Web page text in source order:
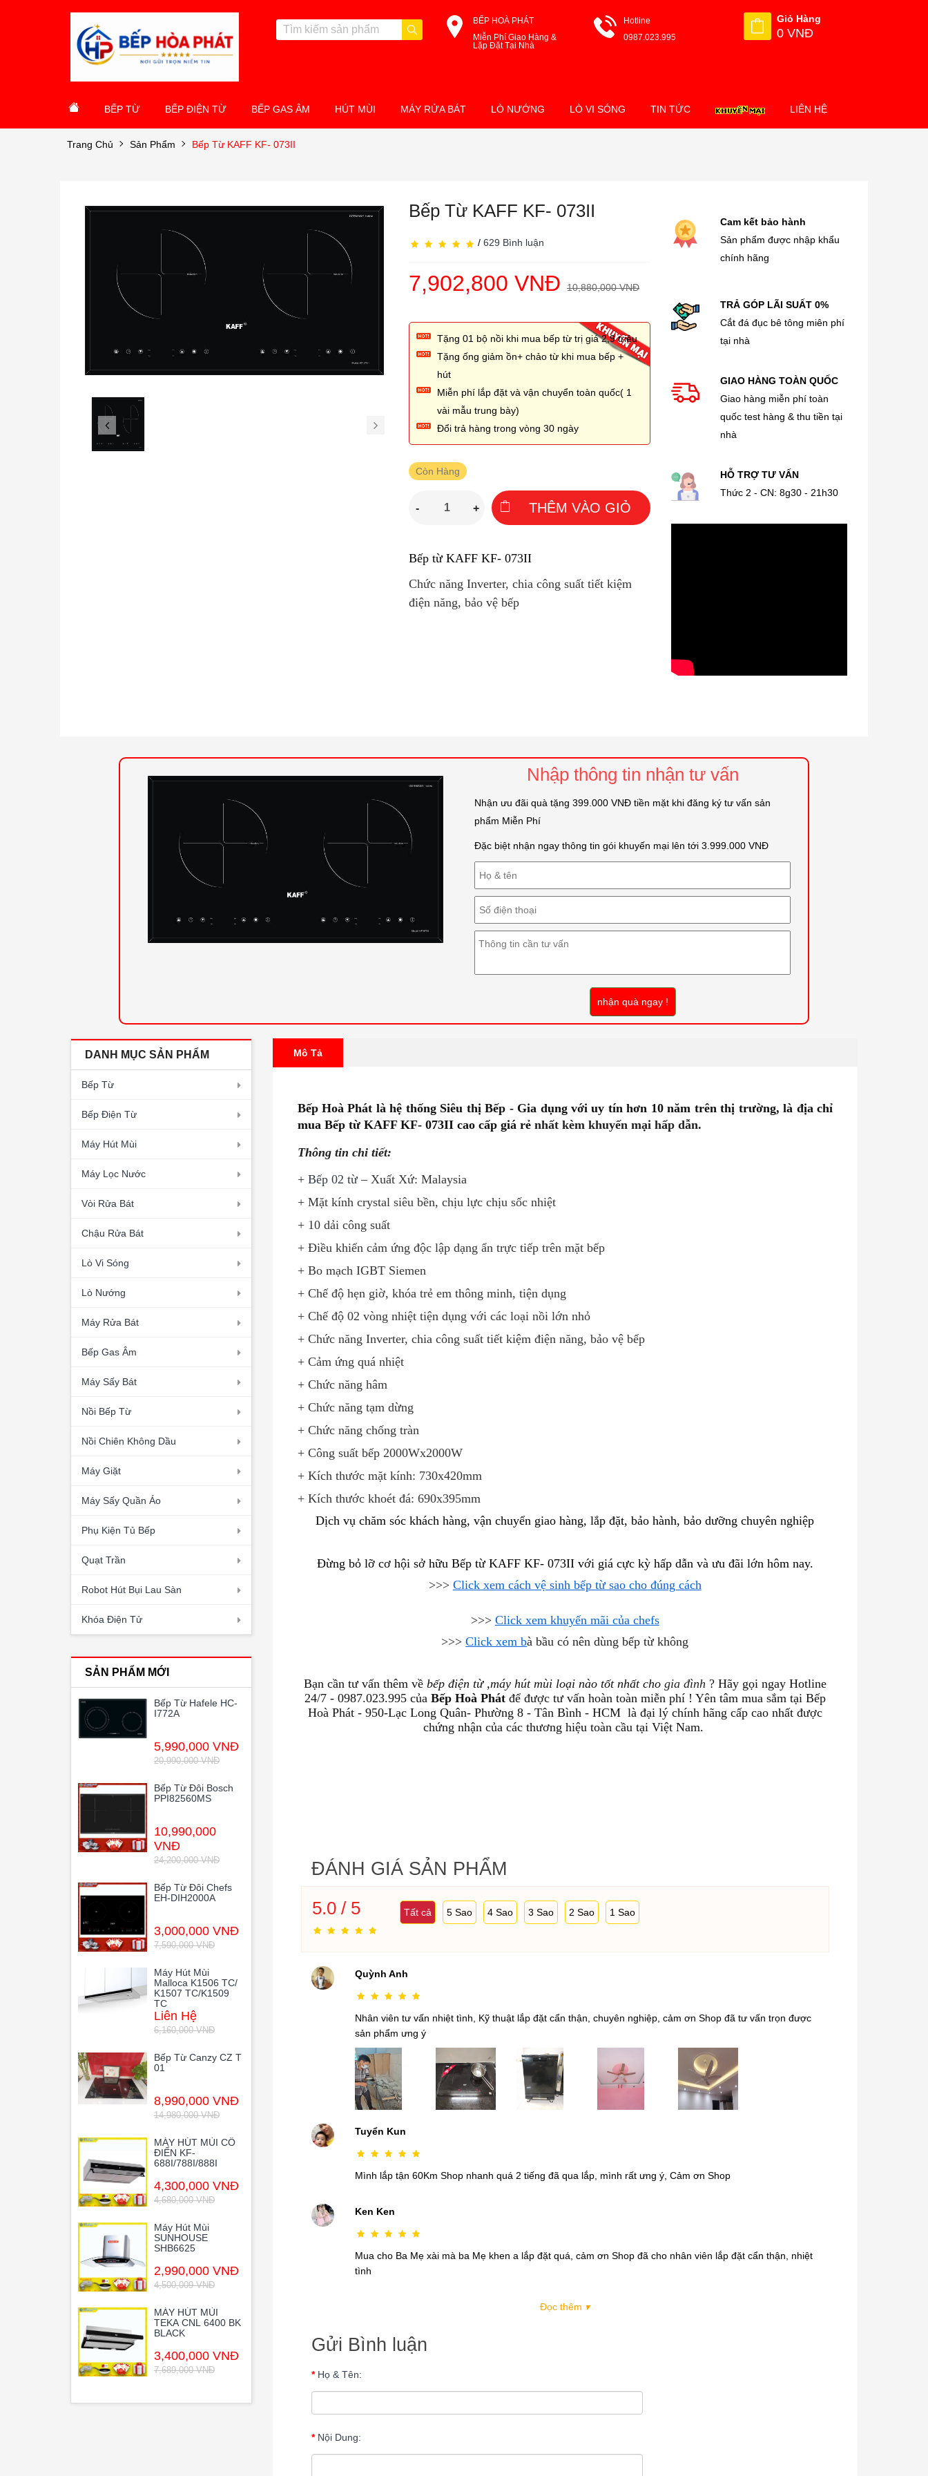
BẾP HOÀ PHÁT
Miễn Phí Giao Hàng &
Lặp Đặt Tại Nhà
Hotline
0987.023.995
Giỏ Hàng
0 VNĐ
BẾP TỪ BẾP ĐIỆN TỪ BẾP GAS ÂM HÚT MÙI MÁY RỬA BÁT LÒ NƯỚNG LÒ VI SÓNG TIN TỨC LIÊN HỆ
Trang Chủ Sản Phẩm Bếp Từ KAFF KF- 073II
Bếp Từ KAFF KF- 073II
/ 629 Bình luận
7,902,800 VNĐ 10,880,000 VNĐ
Tặng 01 bộ nồi khi mua bếp từ trị giá 2,̣9 triệu
Tặng ống giảm ồn+ chảo từ khi mua bếp +
hút
Miễn phí lắp đặt và vận chuyển toàn quốc( 1
vài mẫu trung bày)
Đổi trả hàng trong vòng 30 ngày
Còn Hàng
- + THÊM VÀO GIỎ
Bếp từ KAFF KF- 073II
Chức năng Inverter, chia công suất tiết kiệm
điện năng, bảo vệ bếp
Cam kết bảo hành
Sản phẩm được nhập khẩu
chính hãng
TRẢ GÓP LÃI SUẤT 0%
Cắt đá đục bê tông miên phí
tại nhà
GIAO HÀNG TOÀN QUỐC
Giao hàng miễn phí toàn
quốc test hàng & thu tiền tại
nhà
HỖ TRỢ TƯ VẤN
Thức 2 - CN: 8g30 - 21h30
Nhập thông tin nhận tư vấn
Nhận ưu đãi quà tặng 399.000 VNĐ tiền mặt khi đăng ký tư vấn sản
phẩm Miễn Phí
Đặc biệt nhận ngay thông tin gói khuyến mại lên tới 3.999.000 VNĐ
nhận quà ngay !
DANH MỤC SẢN PHẨM
Bếp Từ
Bếp Điện Từ
Máy Hút Mùi
Máy Lọc Nước
Vòi Rửa Bát
Chậu Rửa Bát
Lò Vi Sóng
Lò Nướng
Máy Rửa Bát
Bếp Gas Âm
Máy Sấy Bát
Nồi Bếp Từ
Nồi Chiên Không Dầu
Máy Giặt
Máy Sấy Quần Áo
Phụ Kiện Tủ Bếp
Quạt Trần
Robot Hút Bụi Lau Sàn
Khóa Điện Tử
SẢN PHẨM MỚI
Bếp Từ Hafele HC-
I772A
5,990,000 VNĐ
20,990,000 VNĐ
Bếp Từ Đôi Bosch
PPI82560MS
10,990,000
VNĐ
24,200,000 VNĐ
Bếp Từ Đôi Chefs
EH-DIH2000A
3,000,000 VNĐ
7,590,000 VNĐ
Máy Hút Mùi
Malloca K1506 TC/
K1507 TC/K1509
TC
Liên Hệ
6,160,000 VNĐ
Bếp Từ Canzy CZ T
01
8,990,000 VNĐ
14,980,000 VNĐ
MÁY HÚT MÙI CỔ
ĐIỂN KF-
688I/788I/888I
4,300,000 VNĐ
4,680,000 VNĐ
Máy Hút Mùi
SUNHOUSE
SHB6625
2,990,000 VNĐ
4,500,009 VNĐ
MÁY HÚT MÙI
TEKA CNL 6400 BK
BLACK
3,400,000 VNĐ
7,689,000 VNĐ
Mô Tả
Bếp Hoà Phát là hệ thống Siêu thị Bếp - Gia dụng với uy tín hơn 10 năm trên thị trường, là địa chỉ
mua Bếp từ KAFF KF- 073II cao cấp giá rẻ nhất kèm khuyến mại hấp dẫn.
Thông tin chi tiết:
+ Bếp 02 từ– Xuất Xứ: Malaysia
+ Mặt kính crystal siêu bền, chịu lực chịu sốc nhiệt
+ 10 dải công suất
+ Điều khiển cảm ứng độc lập dạng ẩn trực tiếp trên mặt bếp
+ Bo mạch IGBT Siemen
+ Chế độ hẹn giờ, khóa trẻ em thông minh, tiện dụng
+ Chế độ 02 vòng nhiệt tiện dụng với các loại nồi lớn nhỏ
+ Chức năng Inverter, chia công suất tiết kiệm điện năng, bảo vệ bếp
+ Cảm ứng quá nhiệt
+ Chức năng hâm
+ Chức năng tạm dừng
+ Chức năng chống tràn
+ Công suất bếp 2000Wx2000W
+ Kích thước mặt kính: 730x420mm
+ Kích thước khoét đá: 690x395mm
Dịch vụ chăm sóc khách hàng, vận chuyển giao hàng, lắp đặt, bảo hành, bảo dưỡng chuyên nghiệp
Đừng bỏ lỡ cơ hội sở hữu Bếp từ KAFF KF- 073II với giá cực kỳ hấp dẫn và ưu đãi lớn hôm nay.
>>> Click xem cách vệ sinh bếp từ sao cho đúng cách
>>> Click xem khuyến mãi của chefs
>>>Click xem bà bầu có nên dùng bếp từ không
Bạn cần tư vấn thêm về bếp điện từ ,máy hút mùi loại nào tốt nhất cho gia đình ? Hãy gọi ngay Hotline
24/7 - 0987.023.995 của Bếp Hoà Phátđể được tư vấn hoàn toàn miễn phí ! Yên tâm mua sắm tại Bếp
Hoà Phát - 950-Lạc Long Quân- Phường 8 - Tân Bình - HCMlà đại lý chính hãng cấp cao nhất được
chứng nhận của các thương hiệu toàn cầu tại Việt Nam.
ĐÁNH GIÁ SẢN PHẨM
5.0 / 5
Tất cả 5 Sao 4 Sao 3 Sao 2 Sao 1 Sao
Quỳnh Anh
Nhân viên tư vấn nhiệt tình, Kỹ thuật lắp đặt cẩn thận, chuyên nghiệp, cảm ơn Shop đã tư vấn trọn được
sản phẩm ưng ý
Tuyển Kun
Mình lắp tận 60Km Shop nhanh quá 2 tiếng đã qua lắp, mình rất ưng ý, Cảm ơn Shop
Ken Ken
Mua cho Ba Mẹ xài mà ba Mẹ khen a lắp đặt quá, cảm ơn Shop đã cho nhân viên lắp đặt cẩn thận, nhiệt
tình
Đọc thêm ▾
Gửi Bình luận
Họ & Tên:
Nội Dung: